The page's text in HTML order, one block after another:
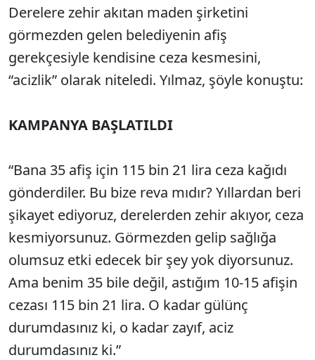
Derelere zehir akıtan maden şirketini
görmezden gelen belediyenin afiş
gerekçesiyle kendisine ceza kesmesini,
“acizlik” olarak niteledi. Yılmaz, şöyle konuştu:
KAMPANYA BAŞLATILDI
“Bana 35 afiş için 115 bin 21 lira ceza kağıdı
gönderdiler. Bu bize reva mıdır? Yıllardan beri
şikayet ediyoruz, derelerden zehir akıyor, ceza
kesmiyorsunuz. Görmezden gelip sağlığa
olumsuz etki edecek bir şey yok diyorsunuz.
Ama benim 35 bile değil, astığım 10-15 afişin
cezası 115 bin 21 lira. O kadar gülünç
durumdasınız ki, o kadar zayıf, aciz
durumdasınız ki.”